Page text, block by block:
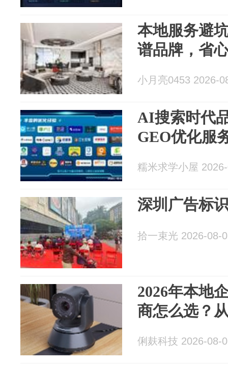
本地服务避
谱品牌，省
小月亮0453 2026-
AI搜索时代
GEO优化服
糯米求学小屋
深圳广告标
拾一束光 2026-08-
2026年本地
商怎么选？
俐麸科技 2026-08-